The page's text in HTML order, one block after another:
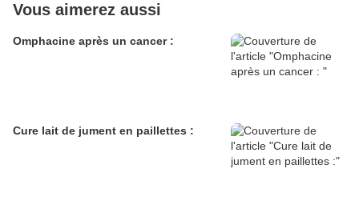
Vous aimerez aussi
Omphacine après un cancer :
Cure lait de jument en paillettes :